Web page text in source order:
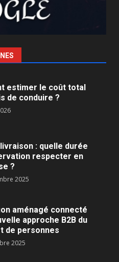
estimer le coût total
de conduire ?
: quelle durée
respecter en
?
2025
aménagé connecté
approche B2B du
de personnes
2025